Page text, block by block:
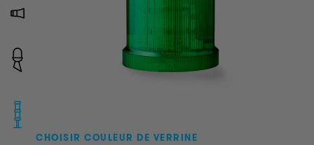
CHOISIR COULEUR DE VERRINE